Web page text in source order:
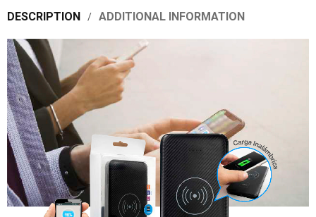
DESCRIPTION ADDITIONAL INFORMATION